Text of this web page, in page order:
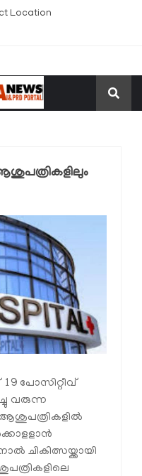
Location
പോസിറ്റീവ്
വരുന്ന
ചികിത്സയ്ക്കായി